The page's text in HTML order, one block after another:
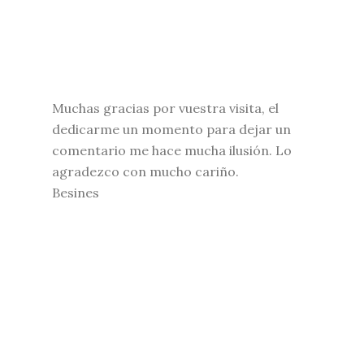
Muchas gracias por vuestra visita, el
dedicarme un momento para dejar un
comentario me hace mucha ilusión. Lo
agradezco con mucho cariño.
Besines